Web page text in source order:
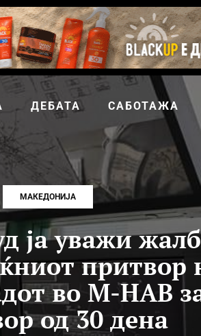
ДЕБАТА САБОТАЖА
МАКЕДОНИЈА
ја уважи
притвор
во М-НАВ
од 30 дена